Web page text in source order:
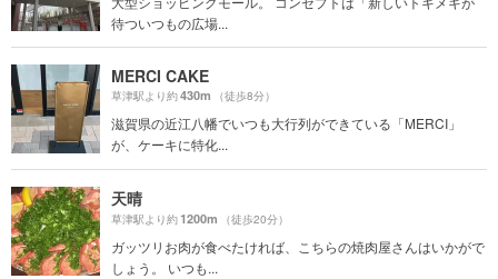
待ついつもの広場...
MERCI CAKE
草津駅より約430m （徒歩8分）
滋賀県の近江八幡でいつも大行列ができている「MERCI」
が、ケーキに特化...
天晴
草津駅より約1200m （徒歩20分）
ガッツリお肉が食べたければ、こちらの焼肉屋さんはいかがで
しょう。 いつも...